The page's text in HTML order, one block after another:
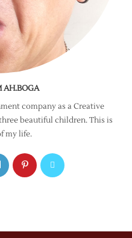
AH.BOGA
company as a Creative
beautiful children. This is
my life.